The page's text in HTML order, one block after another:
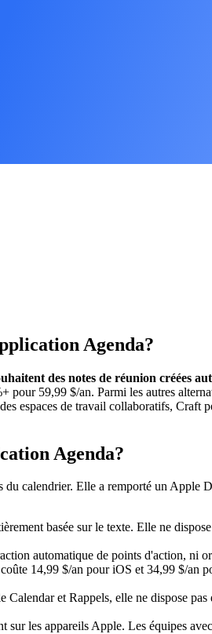
Agenda?
des notes de réunion créées
pour 59,99 $/an. Parmi les autres
espaces de travail collaboratifs,
Agenda?
calendrier. Elle a remporté un Apple
basée sur le texte. Elle ne
automatique de points d'action, ni
14,99 $/an pour iOS et 34,99 $/an
Calendar et Rappels, elle ne dispose
sur les appareils Apple. Les équipes